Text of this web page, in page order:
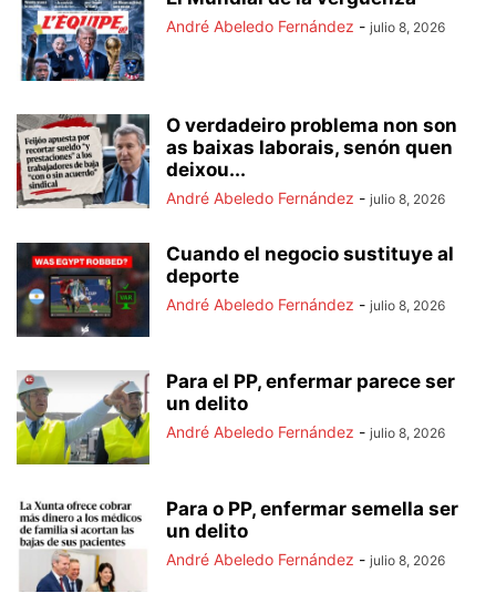
André Abeledo Fernández - julio 8, 2026
O verdadeiro problema non son
as baixas laborais, senón quen
deixou...
André Abeledo Fernández - julio 8, 2026
Cuando el negocio sustituye al
deporte
André Abeledo Fernández - julio 8, 2026
Para el PP, enfermar parece ser
un delito
André Abeledo Fernández - julio 8, 2026
Para o PP, enfermar semella ser
un delito
André Abeledo Fernández - julio 8, 2026